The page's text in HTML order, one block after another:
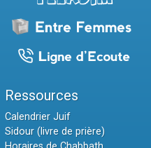
Ressources
Calendrier Juif
Sidour (livre de prière)